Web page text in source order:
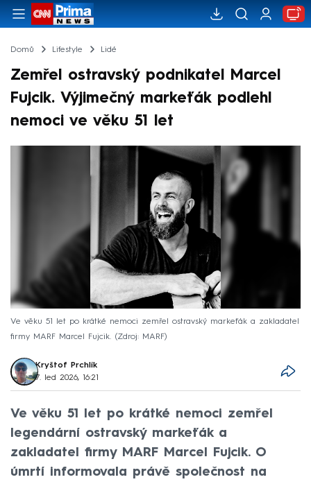
Domů Lifestyle Lidé
Zemřel ostravský podnikatel Marcel
Fujcik. Výjimečný markeťák podlehl
nemoci ve věku 51 let
Ve věku 51 let po krátké nemoci zemřel ostravský markeťák a zakladatel
firmy MARF Marcel Fujcik.
Zdroj: MARF
Kryštof Prchlík
7. led 2026, 16:21
Ve věku 51 let po krátké nemoci zemřel
legendární ostravský markeťák a
zakladatel firmy MARF Marcel Fujcik. O
úmrtí informovala právě společnost na